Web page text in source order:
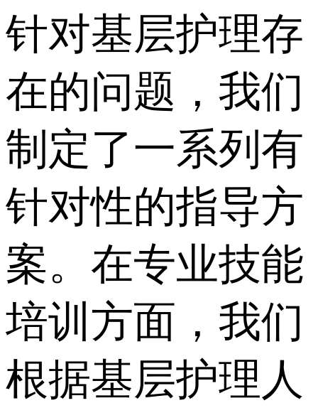
针对基层护理存
在的问题，我们
制定了一系列有
针对性的指导方
案。在专业技能
培训方面，我们
根据基层护理人